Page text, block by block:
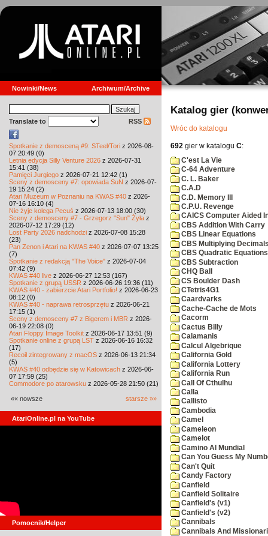
Nowinki/News Archiwum/Archive
Translate to RSS
Spotkanie z demosceną #9: STeel/Tori z 2026-08-
07 20:49 (0)
Letnia edycja Silly Venture 2026 z 2026-07-31
15:41 (38)
Pamięci Jurgiego z 2026-07-21 12:42 (1)
Sceny z demosceny #7: opowiada SuN z 2026-07-
19 15:24 (2)
Atari Muzeum w Poznaniu na KWAS #40 z 2026-
07-16 16:10 (4)
Nie żyje kolega Pecuś z 2026-07-13 18:00 (30)
Sceny z demosceny #7 - Grzegorz "Sun" Żyła z
2026-07-12 17:29 (12)
Lost Party 2026 nadchodzi z 2026-07-08 15:28
(23)
Pan Zenon i Atari na KWAS #40 z 2026-07-07 13:25
(7)
Spotkanie z redakcją "The Voice" z 2026-07-04
07:42 (9)
KWAS #40 live z 2026-06-27 12:53 (167)
Spotkanie z grupą USSR z 2026-06-26 19:36 (11)
KWAS #40 - zabierzcie Atari Portfolio! z 2026-06-23
08:12 (0)
KWAS #40 - naprawa retrosprzętu z 2026-06-21
17:15 (1)
Sceny z demosceny #7 z Bigerem i MBR z 2026-
06-19 22:08 (0)
Atari Floppy Image Toolkit z 2026-06-17 13:51 (9)
Spotkanie online z grupą LST z 2026-06-16 16:32
(17)
Recoil zintegrowany z macOS z 2026-06-13 21:34
(5)
KWAS #40 odbędzie się w Katowicach z 2026-06-
07 17:59 (25)
Commodore po atarowsku z 2026-05-28 21:50 (21)
«« nowsze starsze »»
AtariOnline.pl na YouTube
Pomocnik/Helper
Katalog gier
Wróc do katalogu
692 gier w katalogu C:
C'est La Vie
C-64 Adventure
C. L. Baker
C.A.D
C.D. Memory III
C.P.U. Revenge
CAICS Computer Aided
CBS Addition With Carry
CBS Linear Equations
CBS Multiplying
CBS Quadratic Equations
CBS Subtraction
CHQ Ball
CS Boulder Dash
CTetris4G1
Caardvarks
Cache-Cache de Mots
Cacorm
Cactus Billy
Calamanis
Calcul Algebrique
California Gold
California Lottery
California Run
Call Of Cthulhu
Calla
Callisto
Cambodia
Camel
Cameleon
Camelot
Camino Al Mundial
Can You Guess My
Can't Quit
Candy Factory
Canfield
Canfield Solitaire
Canfield's (v1)
Canfield's (v2)
Cannibals
Cannibals And